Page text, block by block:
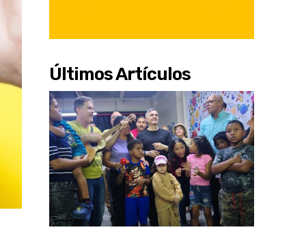
Últimos Artículos